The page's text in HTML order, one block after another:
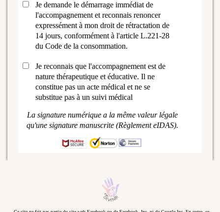
Je demande le démarrage immédiat de
l'accompagnement et reconnais renoncer
expressément à mon droit de rétractation de
14 jours, conformément à l'article L.221-28
du Code de la consommation.
Je reconnais que l'accompagnement est de
nature thérapeutique et éducative. Il ne
constitue pas un acte médical et ne se
substitue pas à un suivi médical
La signature numérique a la même valeur légale
qu'une signature manuscrite (Règlement eIDAS).